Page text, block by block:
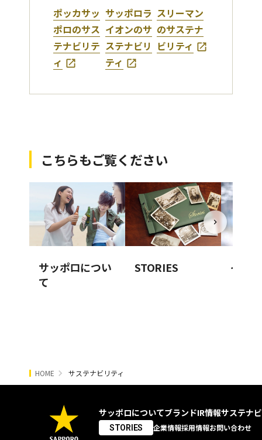
ポッカサッ
ポロのサス
テナビリテ
ィ
サッポロラ
イオンのサ
ステナビリ
ティ
スリーマン
のサステナ
ビリティ
こちらもご覧ください
サッポロについ
て
STORIES イノ
HOME サステナビリティ
サッポロについてブランドIR情報サステナ
STORIES 企業情報採用情報お問い合わせ